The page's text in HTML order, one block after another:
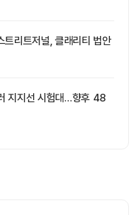
리트저널, 클래리티 법안
지지선 시험대…향후 48